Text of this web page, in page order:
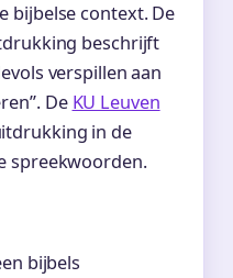
bijbelse context. De
beschrijft
verspillen aan
De KU Leuven
in de
spreekwoorden.
bijbels